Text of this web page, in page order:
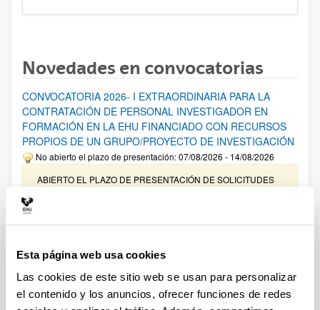
Esta página web usa cookies
Las cookies de este sitio web se usan para personalizar
el contenido y los anuncios, ofrecer funciones de redes
Novedades en convocatorias
CONVOCATORIA 2026- I EXTRAORDINARIA PARA LA
CONTRATACIÓN DE PERSONAL INVESTIGADOR EN
FORMACIÓN EN LA EHU FINANCIADO CON RECURSOS
PROPIOS DE UN GRUPO/PROYECTO DE INVESTIGACIÓN
No abierto el plazo de presentación: 07/08/2026 - 14/08/2026
ABIERTO EL PLAZO DE PRESENTACIÓN DE SOLICITUDES
Ayudas para financiación de la adquisición y renovación de
UPV/EHU 2026
Trámite abierto
25/03/2026: Corrección de errores del listado provisional de
solicitudes admitidas y excluidas. 23/03/2026: Relación